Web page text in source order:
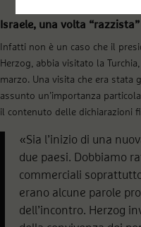
Israele, una volta
Infatti non è un caso che il
Herzog, abbia visitato la
marzo. Una visita che era stata
assunto un’importanza
il contenuto delle dichiarazioni
«Sia l’inizio di una
due paesi. Dobbiamo
commerciali
erano alcune parole
dell’incontro. Herzog